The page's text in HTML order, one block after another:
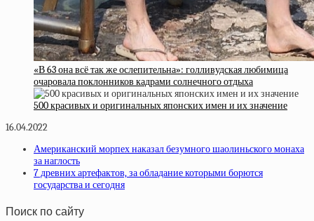
«В 63 она всё так же ослепительна»: голливудская любимица
очаровала поклонников кадрами солнечного отдыха
500 красивых и оригинальных японских имен и их значение
16.04.2022
Американский морпех наказал безумного шаолиньского монаха
за наглость
7 древних артефактов, за обладание которыми борются
государства и сегодня
Поиск по сайту